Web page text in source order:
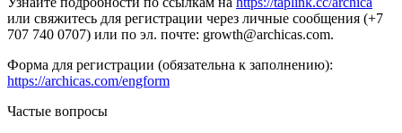
или свяжитесь для регистрации через личные сообщения (+7
707 740 0707) или по эл. почте: growth@archicas.com.
Форма для регистрации (обязательна к заполнению):
https://archicas.com/engform
Частые вопросы